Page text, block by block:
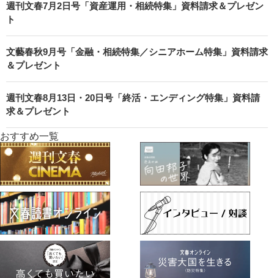
週刊文春7月2日号「資産運用・相続特集」資料請求＆プレゼン
ト
文藝春秋9月号「金融・相続特集／シニアホーム特集」資料請求
＆プレゼント
週刊文春8月13日・20日号「終活・エンディング特集」資料請
求＆プレゼント
おすすめ一覧